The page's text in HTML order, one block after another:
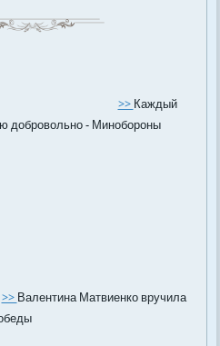
>>Каждый
добровольно - Минобороны
>>Валентина Матвиенко вручила